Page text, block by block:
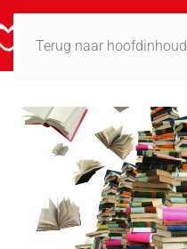
Terug naar hoofdinhoud